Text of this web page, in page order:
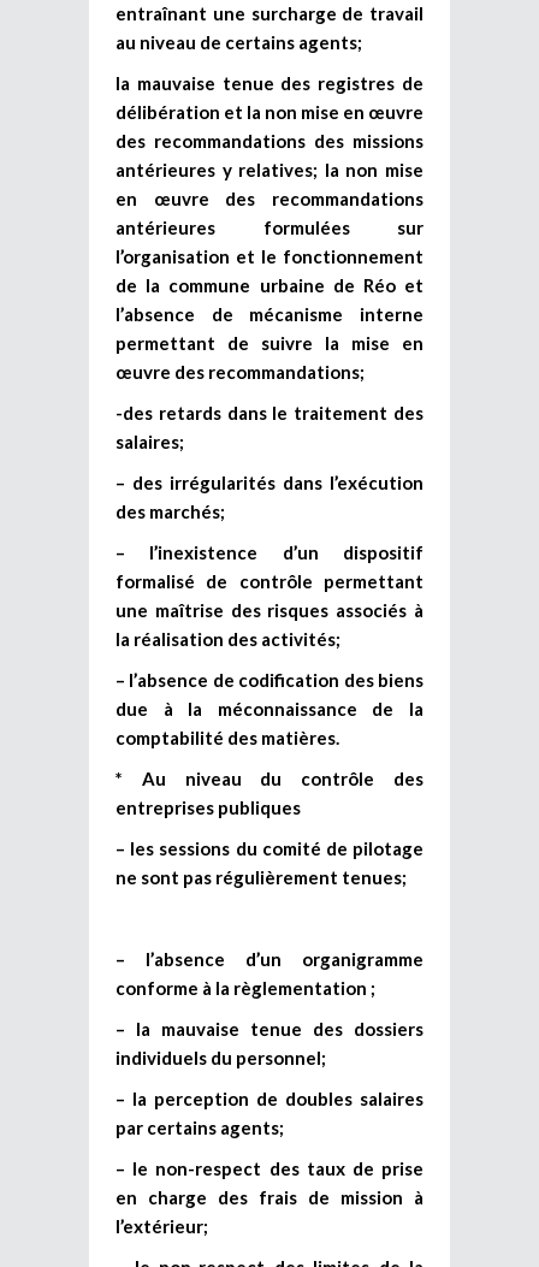
entraînant une surcharge de travail
au niveau de certains agents;
la mauvaise tenue des registres de
délibération et la non mise en œuvre
des recommandations des missions
antérieures y relatives; la non mise
en œuvre des recommandations
antérieures formulées sur
l’organisation et le fonctionnement
de la commune urbaine de Réo et
l’absence de mécanisme interne
permettant de suivre la mise en
œuvre des recommandations;
-des retards dans le traitement des
salaires;
– des irrégularités dans l’exécution
des marchés;
– l’inexistence d’un dispositif
formalisé de contrôle permettant
une maîtrise des risques associés à
la réalisation des activités;
– l’absence de codification des biens
due à la méconnaissance de la
comptabilité des matières.
* Au niveau du contrôle des
entreprises publiques
– les sessions du comité de pilotage
ne sont pas régulièrement tenues;
– l’absence d’un organigramme
conforme à la règlementation ;
– la mauvaise tenue des dossiers
individuels du personnel;
– la perception de doubles salaires
par certains agents;
– le non-respect des taux de prise
en charge des frais de mission à
l’extérieur;